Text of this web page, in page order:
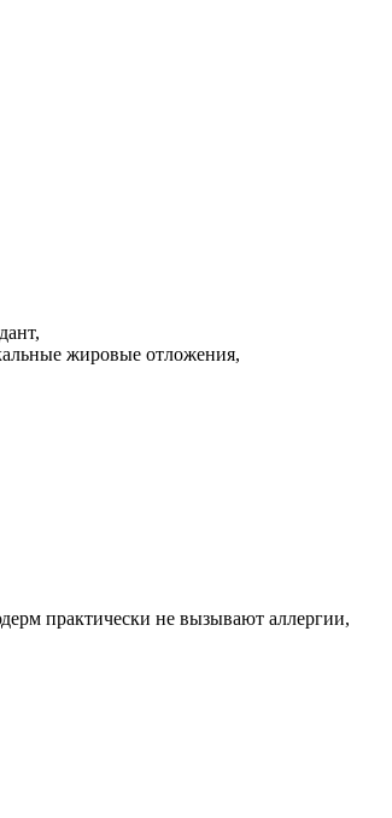
жировые отложения,
практически не вызывают аллергии,